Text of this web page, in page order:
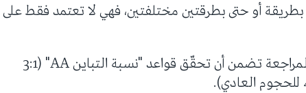
أو حتى بطرقتين مختلفتين، فهي لا تعتمد فقط على
جميع العناصر النصّية خضعت لمراجعة تضمن أن تحقّق قواعد "نسبة التباين AA" (3:1